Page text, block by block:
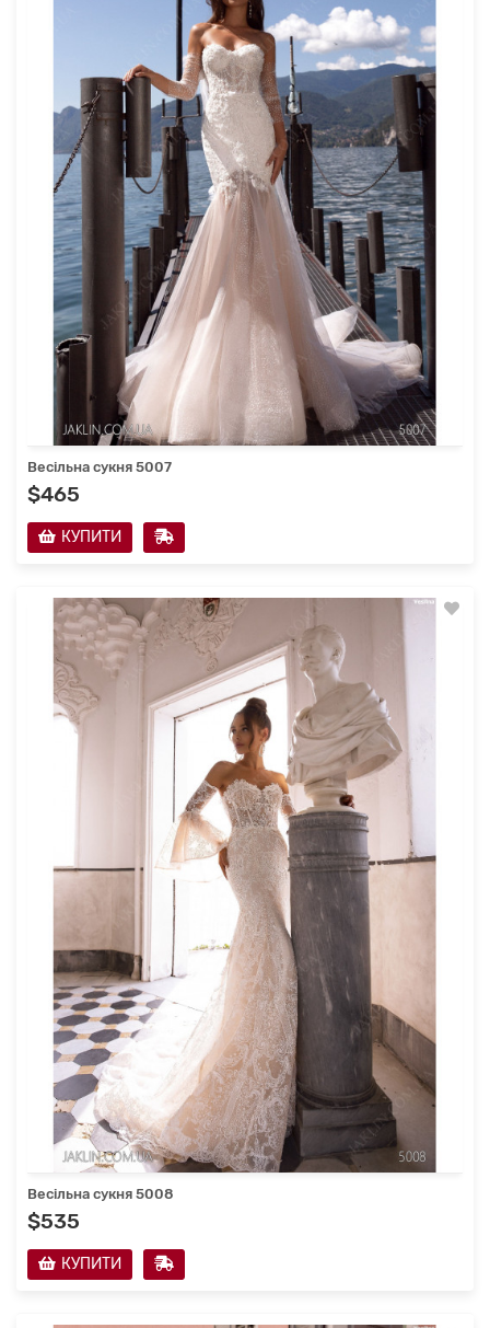
Весільна сукня 5007
$465
КУПИТИ
Весільна сукня 5008
$535
КУПИТИ